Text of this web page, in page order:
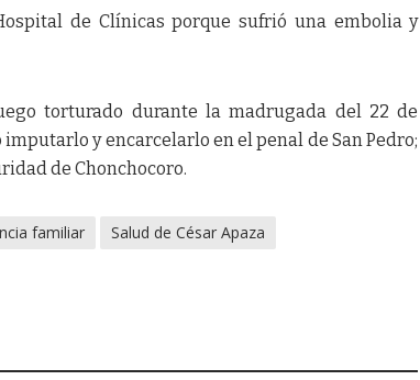
de Clínicas porque sufrió una embolia y
torturado durante la madrugada del 22 de
y encarcelarlo en el penal de San Pedro;
de Chonchocoro.
familiar
Salud de César Apaza